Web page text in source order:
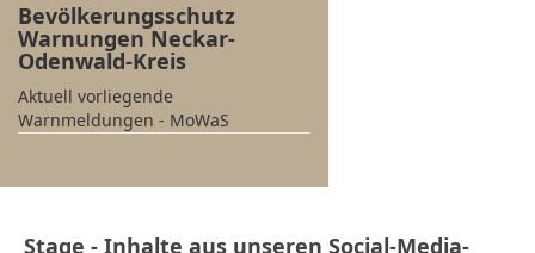
Bevölkerungsschutz
Warnungen Neckar-
Odenwald-Kreis
Aktuell vorliegende
Warnmeldungen - MoWaS
Stage - Inhalte aus unseren Social-Media-